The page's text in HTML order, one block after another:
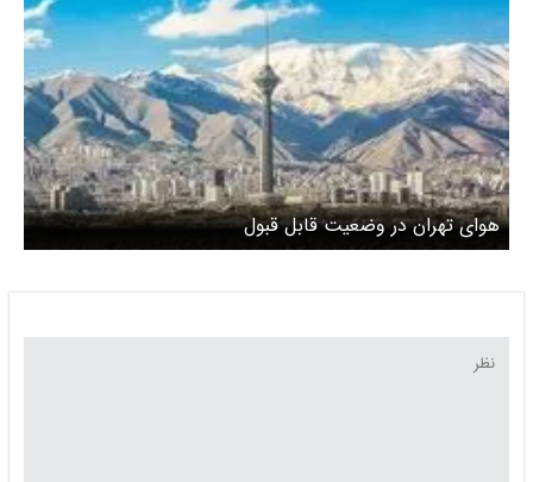
هوای تهران در وضعیت قابل قبول